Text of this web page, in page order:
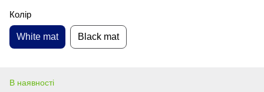
Колір
White mat Black mat
В наявності